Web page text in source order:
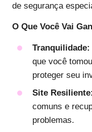
de segurança
O Que Você Vai
Tranquilidade:
que você
proteger seu
Site Resiliente:
comuns e
problemas.